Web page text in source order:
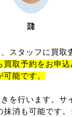
スタッフに買取
買取予約をお申込
能です。
を行います。サ
抹消も可能です